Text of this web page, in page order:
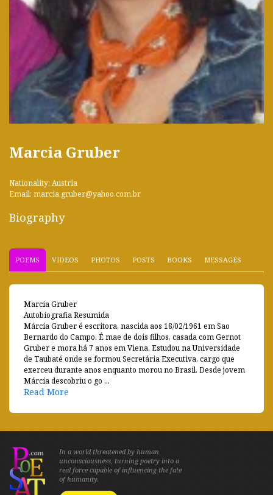
Marcia Gruber
Nationality: Austria
Email: marcia.gruber@yahoo.com.br
Biography
POEMS VIDEOS PHOTOS POSTS BOOKS MESSAGES
Marcia Gruber
Autobiografia Resumida
Márcia Gruber é escritora, nascida aos 18/02/1961 em Sao
Bernardo do Campo. É mae de dois filhos, casada com Gernot
Gruber e mora há 7 anos em Viena. Estudou na Universidade
de Taubaté onde se formou Secretária Executiva, cargo que
exerceu durante anos enquanto morou no Brasil. Desde jovem
Márcia descobriu o go ...
Read More
In a world threatened by human
unconsciousness, turning poetry into a
real force capable of influencing the fate
of humanity.